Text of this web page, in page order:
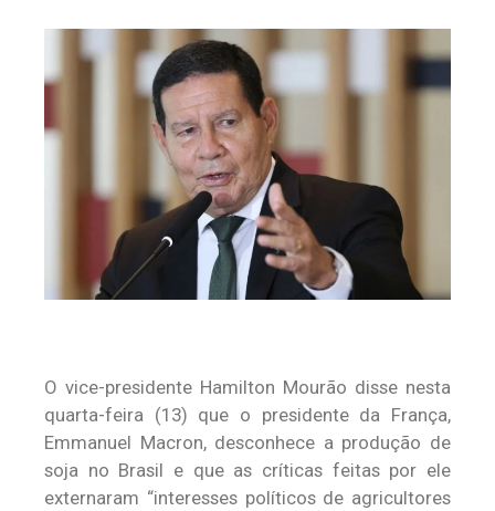
O vice-presidente Hamilton Mourão disse nesta
quarta-feira (13) que o presidente da França,
Emmanuel Macron, desconhece a produção de
soja no Brasil e que as críticas feitas por ele
externaram “interesses políticos de agricultores